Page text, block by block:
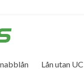
Lån utan UC